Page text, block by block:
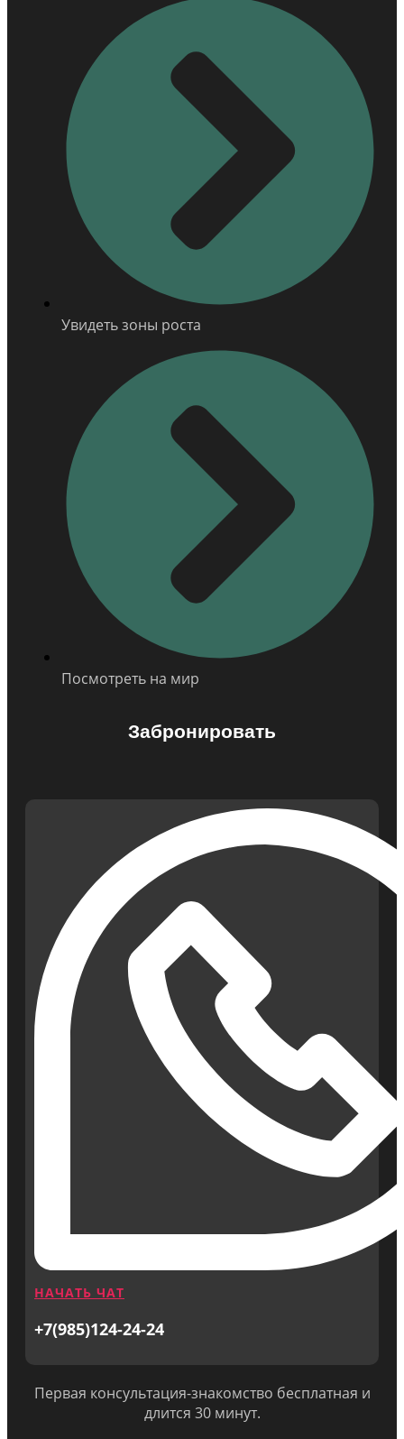
Увидеть зоны роста
Посмотреть на мир
Забронировать
НАЧАТЬ ЧАТ
+7(985)124-24-24
Первая консультация-знакомство бесплатная и
длится 30 минут.